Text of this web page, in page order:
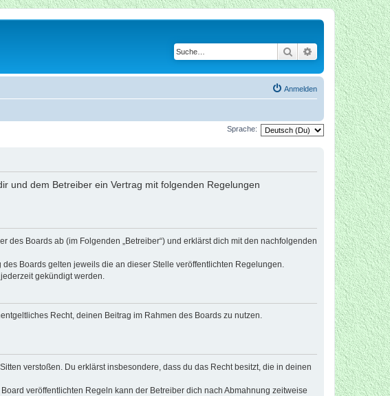
Suche Erweiterte Suche
Anmelden
Sprache:
und dem Betreiber ein Vertrag mit folgenden Regelungen
des Boards ab (im Folgenden „Betreiber“) und erklärst dich mit den nachfolgenden
Boards gelten jeweils die an dieser Stelle veröffentlichten Regelungen.
gekündigt werden.
Recht, deinen Beitrag im Rahmen des Boards zu nutzen.
verstoßen. Du erklärst insbesondere, dass du das Recht besitzt, die in deinen
veröffentlichten Regeln kann der Betreiber dich nach Abmahnung zeitweise